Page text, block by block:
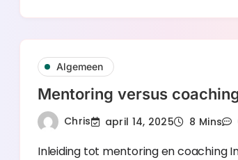
Algemeen
Mentoring versus
Chris april 14, 2025 8 Mins
Inleiding tot mentoring en coaching